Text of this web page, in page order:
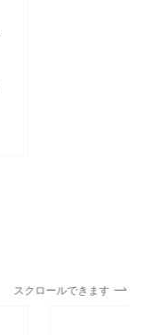
スクロールできます